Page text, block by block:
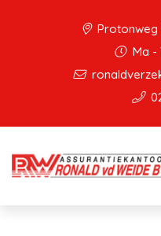
Protonweg
Ma -